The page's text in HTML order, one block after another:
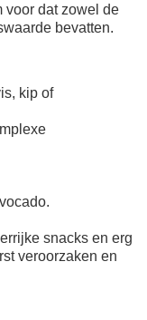
voor dat zowel de
bevatten.
kip of
snacks en erg
veroorzaken en